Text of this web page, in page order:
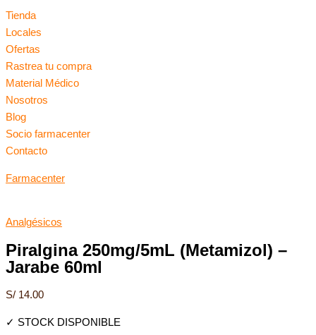
Tienda
Locales
Ofertas
Rastrea tu compra
Material Médico
Nosotros
Blog
Socio farmacenter
Contacto
Farmacenter
Analgésicos
Piralgina 250mg/5mL (Metamizol) –
Jarabe 60ml
S/ 14.00
✓ STOCK DISPONIBLE